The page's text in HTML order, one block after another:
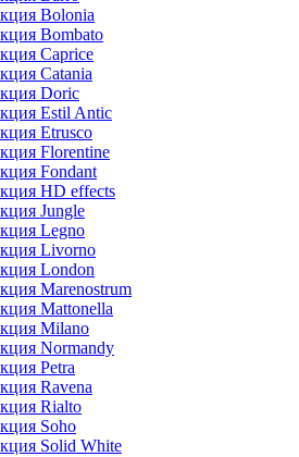
Bolonia
Bombato
Caprice
Catania
Doric
Estil Antic
Etrusco
Florentine
Fondant
HD effects
Jungle
Legno
Livorno
London
Marenostrum
Mattonella
Milano
Normandy
Petra
Ravena
Rialto
Soho
Solid White